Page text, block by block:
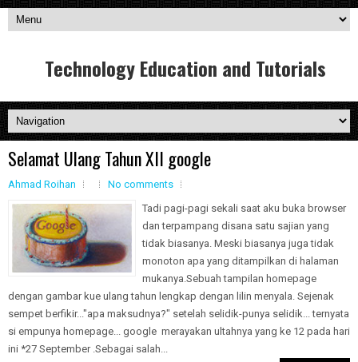
Technology Education and Tutorials
Selamat Ulang Tahun XII google
Ahmad Roihan
No comments
Tadi pagi-pagi sekali saat aku buka browser
dan terpampang disana satu sajian yang
tidak biasanya. Meski biasanya juga tidak
monoton apa yang ditampilkan di halaman
mukanya.Sebuah tampilan homepage
dengan gambar kue ulang tahun lengkap dengan lilin menyala. Sejenak
sempet berfikir..."apa maksudnya?" setelah selidik-punya selidik... ternyata
si empunya homepage... google merayakan ultahnya yang ke 12 pada hari
ini *27 September .Sebagai salah...